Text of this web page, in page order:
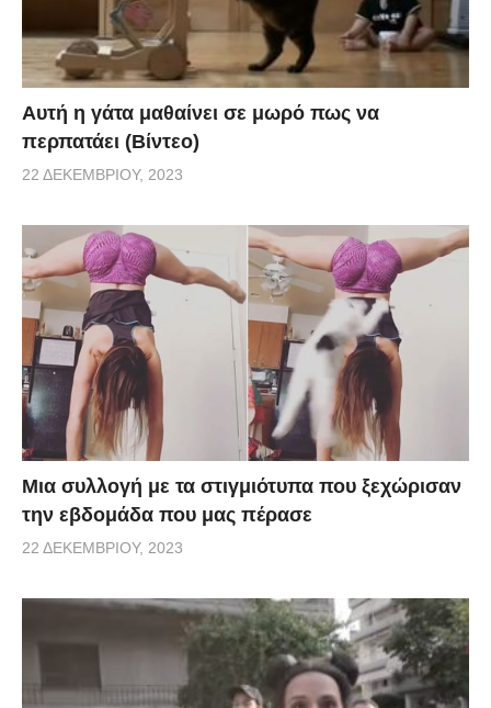
Αυτή η γάτα μαθαίνει σε μωρό πως να
περπατάει (Βίντεο)
22 ΔΕΚΕΜΒΡΊΟΥ, 2023
Μια συλλογή με τα στιγμιότυπα που ξεχώρισαν
την εβδομάδα που μας πέρασε
22 ΔΕΚΕΜΒΡΊΟΥ, 2023